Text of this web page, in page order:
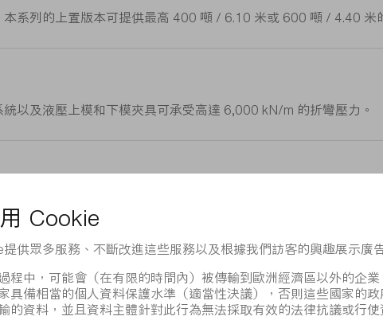
系列的上置版本可提供最高 400 噸 / 6.10 米或 600 噸 / 4.40 米
以及液壓上模和下模夾具可承受高達 6,000 kN/m 的折彎壓力。
深度，並提供多種選裝配置，助您輕鬆完成加工。
新的機台產品外，我們還提供完善的服務體系和多樣化的支援方